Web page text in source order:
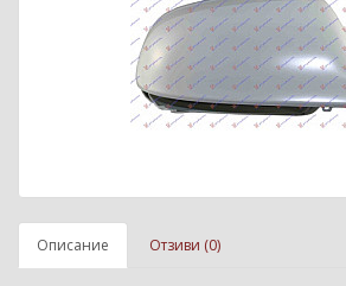
Описание Отзиви (0)